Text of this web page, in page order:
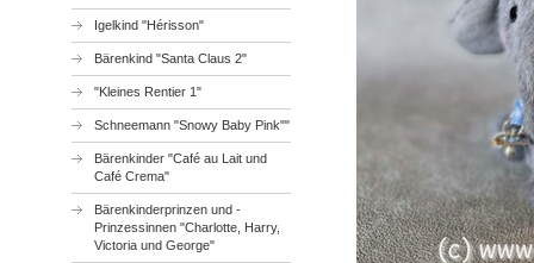
Igelkind "Hérisson"
Bärenkind "Santa Claus 2"
"Kleines Rentier 1"
Schneemann "Snowy Baby Pink""
Bärenkinder "Café au Lait und
Café Crema"
Bärenkinderprinzen und -
Prinzessinnen "Charlotte, Harry,
Victoria und George"